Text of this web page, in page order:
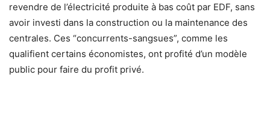
revendre de l’électricité produite à bas coût par EDF, sans
avoir investi dans la construction ou la maintenance des
centrales. Ces “concurrents-sangsues”, comme les
qualifient certains économistes, ont profité d’un modèle
public pour faire du profit privé.